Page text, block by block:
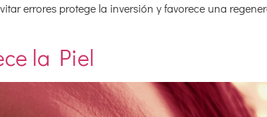
errores protege la inversión y favorece una
la Piel